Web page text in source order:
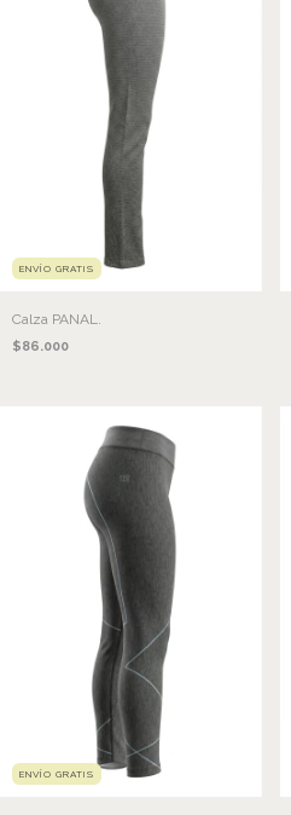
ENVÍO GRATIS
Calza PANAL.
$86.000
ENVÍO GRATIS